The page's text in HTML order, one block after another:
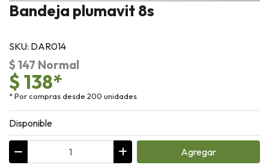
Bandeja plumavit 8s
SKU: DAR014
$ 147 Normal
$ 138*
* Por compras desde 200 unidades
Disponible
Agregar